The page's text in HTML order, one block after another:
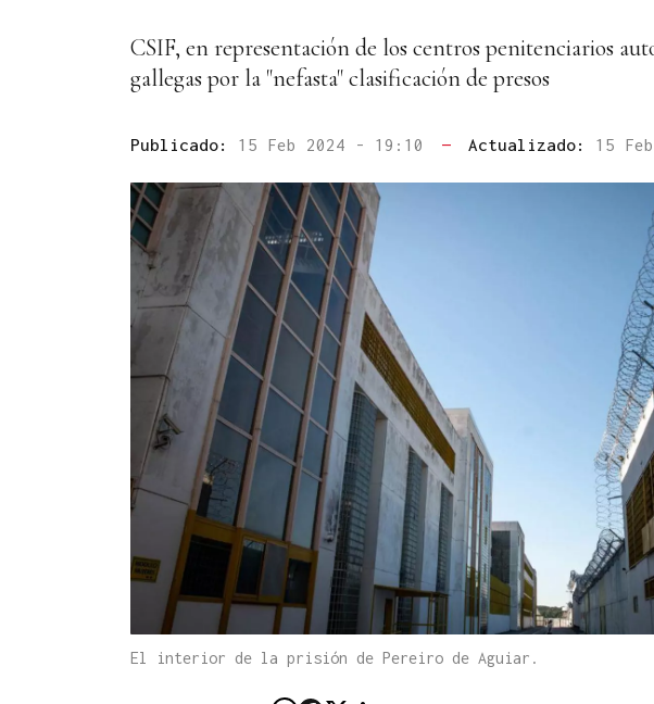
CSIF, en representación de los centros penitenciarios
gallegas por la "nefasta" clasificación de presos
Publicado: 15 Feb 2024 - 19:10 — Actualizado: 15
El interior de la prisión de Pereiro de Aguiar.